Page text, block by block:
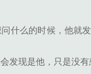
什么的时候，他就
发现是他，只是没有